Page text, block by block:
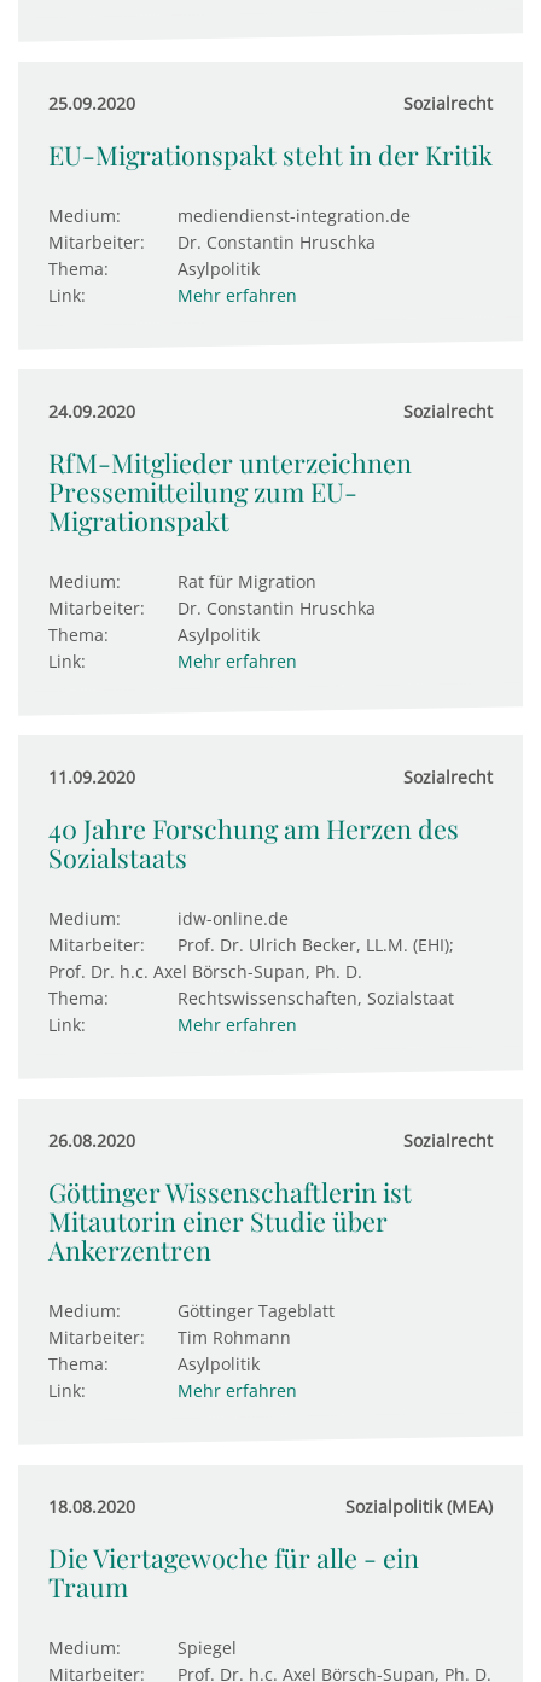
25.09.2020 Sozialrecht
EU-Migrationspakt steht in der Kritik
Medium:
mediendienst-integration.de
Mitarbeiter:
Dr. Constantin Hruschka
Thema:
Asylpolitik
Link:
Mehr erfahren
24.09.2020 Sozialrecht
RfM-Mitglieder unterzeichnen
Pressemitteilung zum EU-
Migrationspakt
Medium:
Rat für Migration
Mitarbeiter:
Dr. Constantin Hruschka
Thema:
Asylpolitik
Link:
Mehr erfahren
11.09.2020 Sozialrecht
40 Jahre Forschung am Herzen des
Sozialstaats
Medium:
idw-online.de
Mitarbeiter:
Prof. Dr. Ulrich Becker, LL.M. (EHI);
Prof. Dr. h.c. Axel Börsch-Supan, Ph. D.
Thema:
Rechtswissenschaften, Sozialstaat
Link:
Mehr erfahren
26.08.2020 Sozialrecht
Göttinger Wissenschaftlerin ist
Mitautorin einer Studie über
Ankerzentren
Medium:
Göttinger Tageblatt
Mitarbeiter:
Tim Rohmann
Thema:
Asylpolitik
Link:
Mehr erfahren
18.08.2020 Sozialpolitik (MEA)
Die Viertagewoche für alle - ein
Traum
Medium:
Spiegel
Mitarbeiter:
Prof. Dr. h.c. Axel Börsch-Supan, Ph. D.